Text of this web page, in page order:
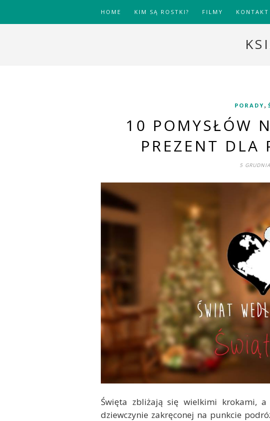
HOME KIM SĄ ROSTKI? FILMY KONTAKT
PORADY ,
10 POMYSŁÓW
PREZENT DLA
5
Święta zbliżają się wielkimi krokami,
dziewczynie zakręconej na punkcie